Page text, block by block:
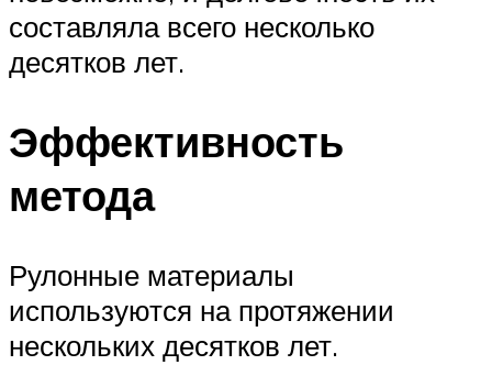
составляла всего несколько
десятков лет.
Эффективность
метода
Рулонные материалы
используются на протяжении
нескольких десятков лет.